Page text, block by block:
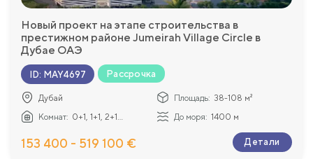
Новый проект на этапе строительства в
престижном районе Jumeirah Village Circle в
Дубае ОАЭ
ID: MAY4697 Рассрочка
Дубай Площадь: 38-108 м²
Комнат: 0+1, 1+1, 2+1... До моря: 1400 м
153 400 - 519 100 € Детали